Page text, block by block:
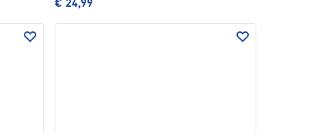
€ 24,99